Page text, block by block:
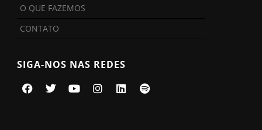
O QUE FAZEMOS
CONTATO
SIGA-NOS NAS REDES